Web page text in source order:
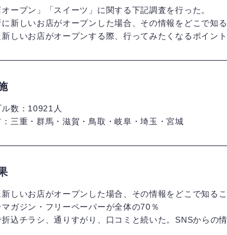
オープン」「スイーツ」に関する下記調査を行った。
に新しいお店がオープンした場合、その情報をどこで知
新しいお店がオープンする際、行ってみたくなるポイン
数：10921人
：三重・群馬・滋賀・鳥取・岐阜・埼玉・宮城
しいお店がオープンした場合、その情報をどこで知る
マガジン・フリーペーパーが全体の70％
折込チラシ、通りすがり、口コミと続いた。SNSからの